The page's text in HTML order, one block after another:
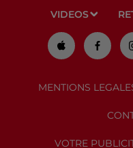
VIDEOS
MENTIONS
VOTRE